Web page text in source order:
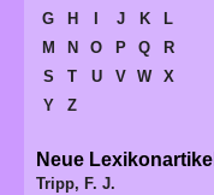
G
H J K
L
M
N O P Q
R
S
T U V W
X
Y
Z
Neue Lexikonartikel
Tripp, F. J.